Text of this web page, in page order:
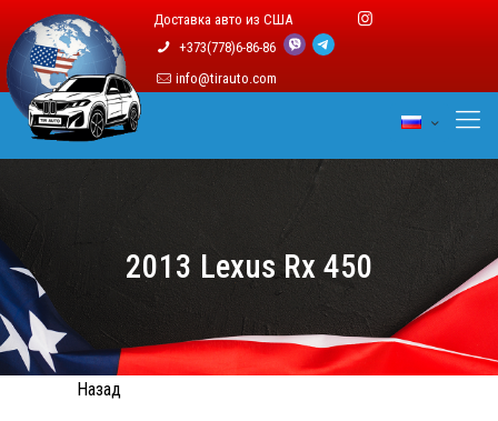
Доставка авто из США
+373(778)6-86-86
info@tirauto.com
2013 Lexus Rx 450
Назад